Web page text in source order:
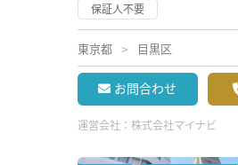
保証人不要
東京都 目黒区
お問合わせ
運営会社： 株式会社マイナビ